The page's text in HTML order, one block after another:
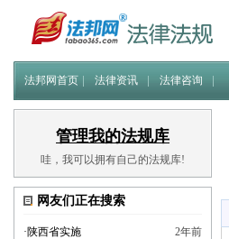
法邦网首页 法律资讯 法律咨询
管理我的法规库
哇，我可以拥有自己的法规库!
网友们正在搜索
·陕西省实施
2年前